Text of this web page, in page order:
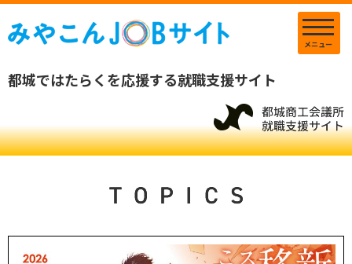
都城ではたらくを応援する就職支援サイト
メニュー